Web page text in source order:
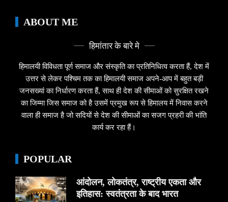
ABOUT ME
हिमांतार के बारे मे
हिमालयी विविधता पूर्ण समाज और संस्कृति का प्रतिनिधित्व करता हैं, देश में
उत्तर से लेकर पश्चिम तक का हिमालयी समाज अपने-आप में बहुत बड़ी
जनसख्यां का निर्धारण करता हैं, साथ ही देश की सीमाओं को सुरक्षित रखने
का जिम्मा जिस समाज को है उसमें प्रमुख रूप से हिमालय में निवास करने
वाला ही समाज है जो सदियों से देश की सीमाओं का सजग प्रहरी की भांति
कार्य कर रहा हैं।
POPULAR
आंदोलन, लोकतंत्र, राष्ट्रीय एकता और
इतिहास: स्वतंत्रता के बाद भारत